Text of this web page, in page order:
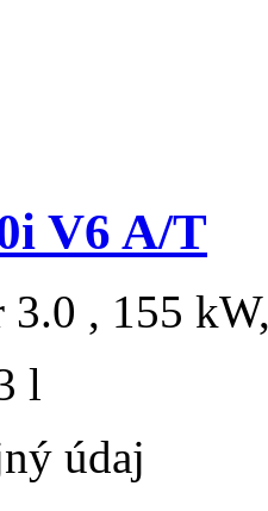
V6 A/T
, 155
l
údaj